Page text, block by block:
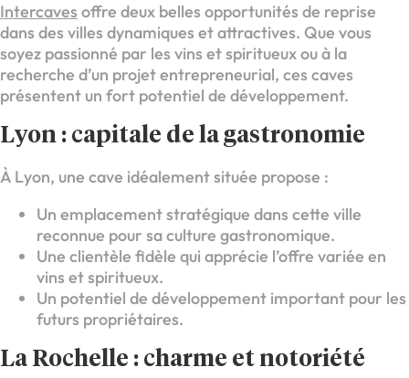
Intercaves offre deux belles opportunités de reprise
dans des villes dynamiques et attractives. Que vous
soyez passionné par les vins et spiritueux ou à la
recherche d’un projet entrepreneurial, ces caves
présentent un fort potentiel de développement.
Lyon : capitale de la gastronomie
À Lyon, une cave idéalement située propose :
Un emplacement stratégique dans cette ville
reconnue pour sa culture gastronomique.
Une clientèle fidèle qui apprécie l’offre variée en
vins et spiritueux.
Un potentiel de développement important pour les
futurs propriétaires.
La Rochelle : charme et notoriété